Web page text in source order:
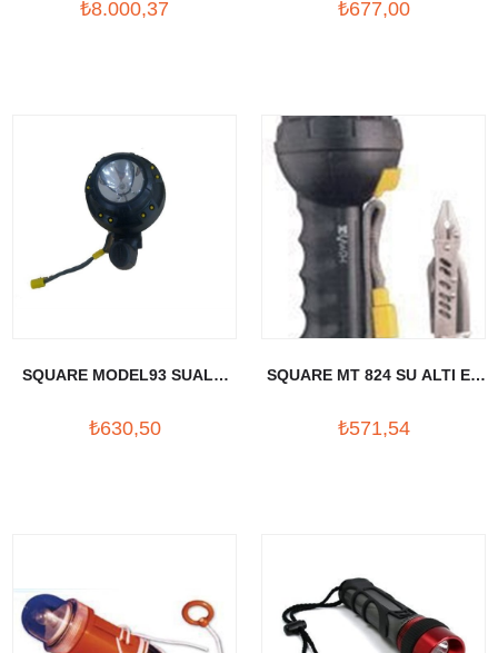
₺8.000,37 ₺677,00
SQUARE MODEL93 SUALTI
₺630,50
SQUARE MT 824 SU ALTI EL
₺571,54